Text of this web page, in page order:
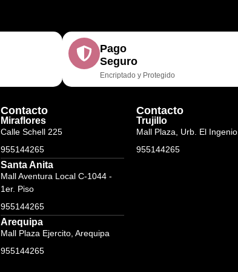
Pago
Seguro
Encriptado y Protegido
Contacto
Miraflores
Calle Schell 225
955144265
Santa Anita
Mall Aventura Local C-1044 -
1er. Piso
955144265
Arequipa
Mall Plaza Ejercito, Arequipa
955144265
Contacto
Trujillo
Mall Plaza, Urb. El Ingenio.
955144265